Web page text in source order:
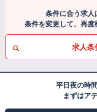
条件に合う求人
条件を変更して、再度
求人条
平日夜の時
まずはア